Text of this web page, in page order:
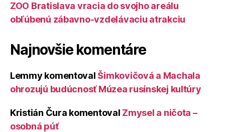
ZOO Bratislava vracia do svojho areálu
obľúbenú zábavno-vzdelávaciu atrakciu
Najnovšie komentáre
Lemmy komentoval Šimkovičová a Machala
ohrozujú budúcnosť Múzea rusínskej kultúry
Kristián Čura komentoval Zmysel a ničota –
osobná púť